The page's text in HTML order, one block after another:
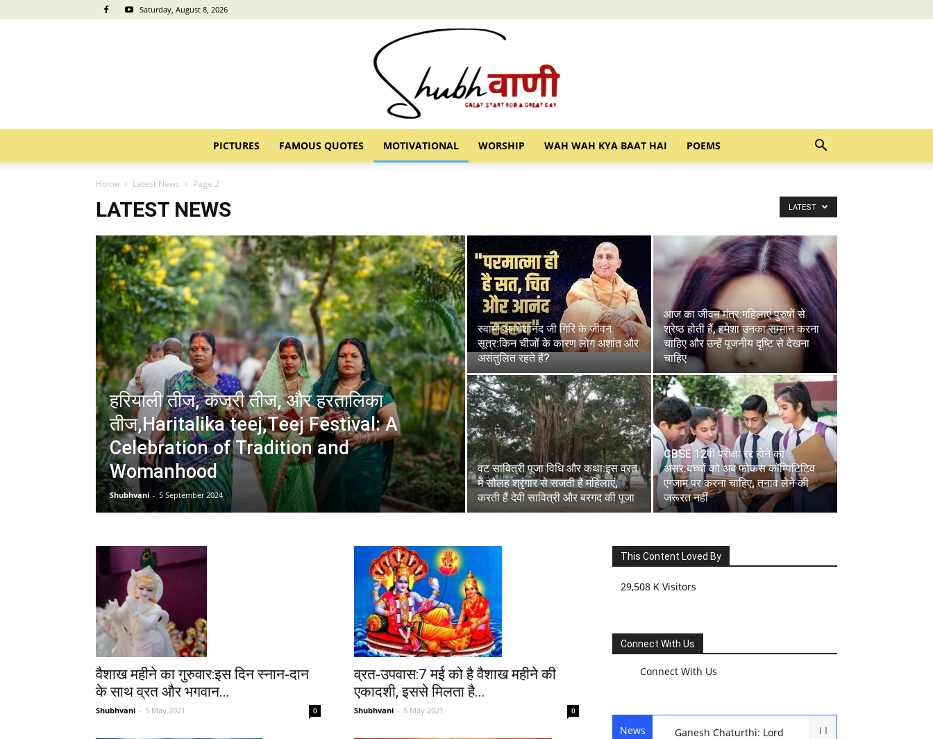
Saturday, August 8, 2026
PICTURES FAMOUS QUOTES MOTIVATIONAL WORSHIP WAH WAH KYA BAAT HAI POEMS
Home Latest News Page 2
LATEST NEWS LATEST
हरियाली तीज, कजरी तीज, और हरतालिका
तीज,Haritalika teej,Teej Festival: A
Celebration of Tradition and
Womanhood
Shubhvani - 5 September 2024
स्वामी अवधेशानंद जी गिरि के जीवन
सूत्र:किन चीजों के कारण लोग अशांत और
असंतुलित रहते हैं?
आज का जीवन मंत्र:महिलाएं पुरुषों से
श्रेष्ठ होती हैं, हमेशा उनका सम्मान करना
चाहिए और उन्हें पूजनीय दृष्टि से देखना
चाहिए
वट सावित्री पूजा विधि और कथा:इस व्रत
में सौलह श्रृंगार से सजती हैं महिलाएं,
करती हैं देवी सावित्री और बरगद की पूजा
CBSE 12वीं परीक्षा रद्द होने का
असर:बच्चों को अब फोकस कॉम्पिटिटिव
एग्जाम पर करना चाहिए, तनाव लेने की
जरूरत नहीं
वैशाख महीने का गुरुवार:इस दिन स्नान-दान
के साथ व्रत और भगवान...
Shubhvani - 5 May 2021 0
व्रत-उपवास:7 मई को है वैशाख महीने की
एकादशी, इससे मिलता है...
Shubhvani - 5 May 2021 0
This Content Loved By
29,508 K Visitors
Connect With Us
Connect With Us
News
Ganesh Chaturthi: Lord